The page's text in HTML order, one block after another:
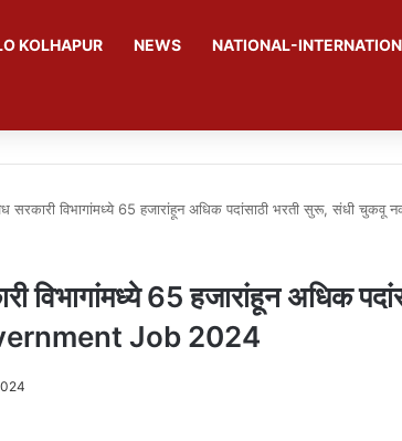
KOLHAPUR NEWS NATIONAL-
सरकारी विभागांमध्ये 65 हजारांहून अधिक पदांसाठी भरती सुरू, संधी
विभागांमध्ये 65 हजारांहून अधिक
Job 2024